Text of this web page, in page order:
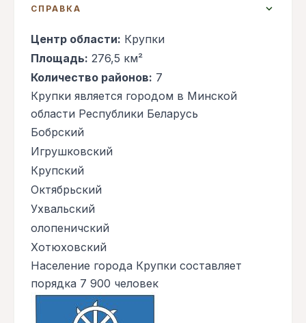
СПРАВКА expand_more
Центр области: Крупки
Площадь: 276,5 км²
Количество районов: 7
Крупки является городом в Минской
области Республики Беларусь
Бобрский
Игрушковский
Крупский
Октябрьский
Ухвальский
олопеничский
Хотюховский
Население города Крупки составляет
порядка 7 900 человек